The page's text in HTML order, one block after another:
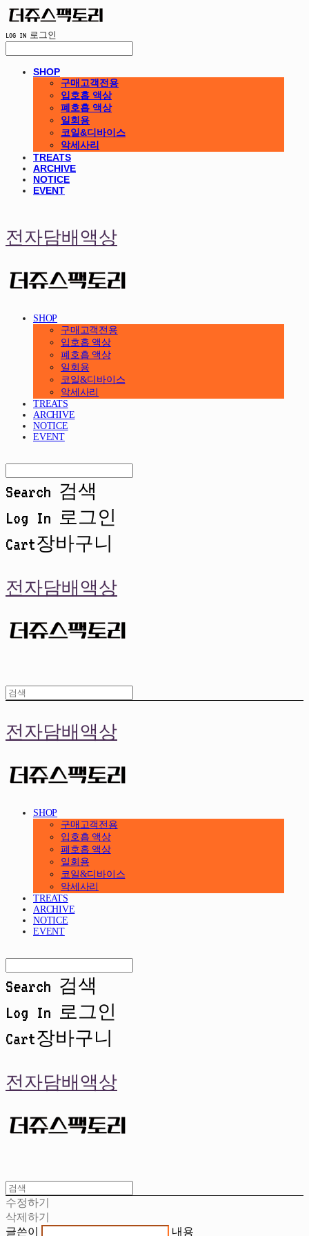
LOG IN 로그인
SHOP
구매고객전용
입호흡 액상
폐호흡 액상
일회용
코일&디바이스
악세사리
TREATS
ARCHIVE
NOTICE
EVENT
전자담배액상
SHOP
구매고객전용
입호흡 액상
폐호흡 액상
일회용
코일&디바이스
악세사리
TREATS
ARCHIVE
NOTICE
EVENT
Search 검색
Log In 로그인
Cart장바구니
전자담배액상
전자담배액상
SHOP
구매고객전용
입호흡 액상
폐호흡 액상
일회용
코일&디바이스
악세사리
TREATS
ARCHIVE
NOTICE
EVENT
Search 검색
Log In 로그인
Cart장바구니
전자담배액상
수정하기
삭제하기
글쓴이
내용